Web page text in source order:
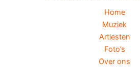
Home
Muziek
Artiesten
Foto’s
Over ons